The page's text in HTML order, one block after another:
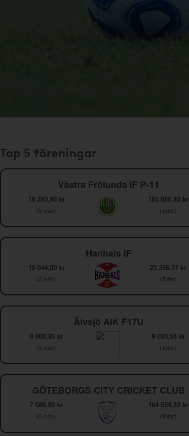
Top 5 föreningar
Västra Frölunda IF P-11
10 295,98 kr
(3 mån)
105 086,40 kr
(Totalt)
Hanhals IF
10 044,00 kr
(3 mån)
23 256,37 kr
(Totalt)
Älvsjö AIK F17U
8 868,30 kr
(3 mån)
9 035,64 kr
(Totalt)
GÖTEBORGS CITY CRICKET CLUB
7 686,99 kr
(3 mån)
164 554,32 kr
(Totalt)